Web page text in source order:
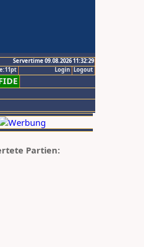
Servertime 09.08.2026 11:32:29
Logout
Login
Partien: